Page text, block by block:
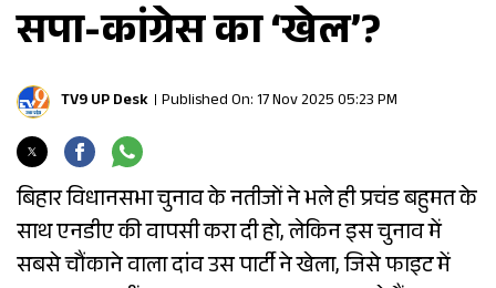
सपा-कांग्रेस का ‘खेल’?
TV9 UP Desk Published On: 17 Nov 2025 05:23 PM
बिहार विधानसभा चुनाव के नतीजों ने भले ही प्रचंड बहुमत के
साथ एनडीए की वापसी करा दी हो, लेकिन इस चुनाव में
सबसे चौंकाने वाला दांव उस पार्टी ने खेला, जिसे फाइट में